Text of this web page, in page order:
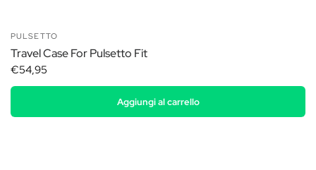
PULSETTO
Travel Case For Pulsetto Fit
€54,95
Aggiungi al carrello